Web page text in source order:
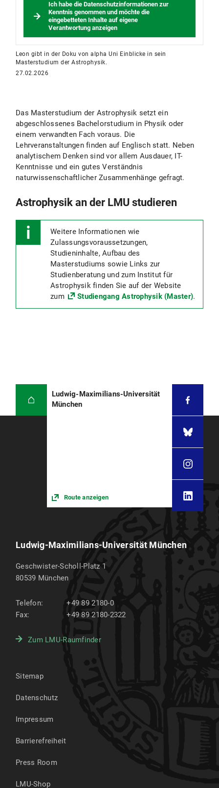
Ich habe die Datenschutzinformationen zur
Kenntnis genommen und möchte die
eingebetteten Inhalte auf eigene
Verantwortung anzeigen
Leon gibt in der Doku von alpha Uni Einblicke in sein
Masterstudium der Astrophysik.
27.02.2026
Das Masterstudium der Astrophysik setzt ein
abgeschlossenes Bachelorstudium in Physik oder
einem verwandten Fach voraus. Die
Lehrveranstaltungen finden auf Englisch statt. Neben
analytischem Denken sind vor allem Ausdauer, IT-
Kenntnisse und ein gutes Verständnis
naturwissenschaftlicher Zusammenhänge gefragt.
Astrophysik an der LMU studieren
Weitere Informationen wie
Zulassungsvoraussetzungen,
Studieninhalte, Aufbau des
Masterstudiums sowie Links zur
Studienberatung und zum Institut für
Astrophysik finden Sie auf der Website
zum
Studiengang Astrophysik (Master).
Ludwig-Maximilians-Universität
München
Route anzeigen
Ludwig-Maximilians-Universität München
Geschwister-Scholl-Platz 1
80539 München
Telefon:
+49 89 2180-0
Fax:
+49 89 2180-2322
Zum LMU-Raumfinder
Sitemap
Datenschutz
Impressum
Barrierefreiheit
Press Room
LMU-Shop